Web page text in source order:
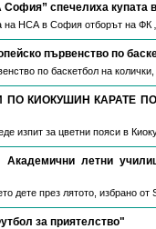
спечелиха купата
на НСА в София отборът на
първенство по
по баскетбол на
КИОКУШИН КАРАТЕ
изпит за цветни пояси в
Академични летни
дете през лятото, избрано
за приятелство"